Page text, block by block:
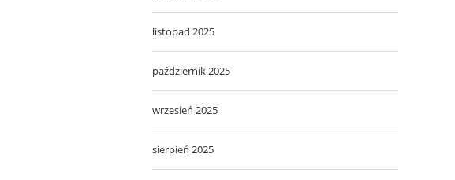
listopad 2025
październik 2025
wrzesień 2025
sierpień 2025